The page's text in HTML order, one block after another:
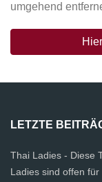
umgehend
LETZTE
Thai Ladies - Diese
Ladies sind offen für